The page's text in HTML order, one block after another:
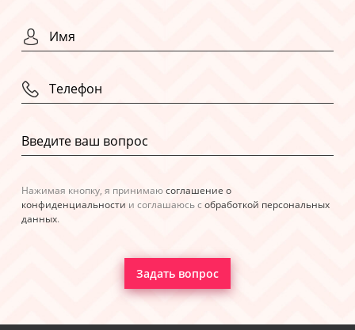
Нажимая кнопку, я принимаюсоглашение о
конфиденциальности и соглашаюсь с обработкой персональных
данных.
Задать вопрос